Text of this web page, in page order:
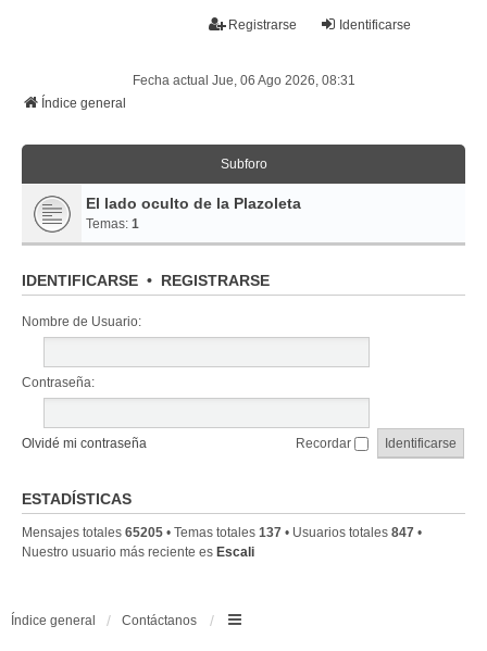
Identificarse
Registrarse
Fecha actual Jue, 06 Ago 2026, 08:31
Índice general
Subforo
El lado oculto de la Plazoleta
Temas: 1
IDENTIFICARSE • REGISTRARSE
Nombre de Usuario:
Contraseña:
Olvidé mi contraseña Recordar
ESTADÍSTICAS
Mensajes totales 65205 • Temas totales 137 • Usuarios totales 847 •
Nuestro usuario más reciente es Escali
Índice general Contáctanos